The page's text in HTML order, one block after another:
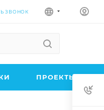
ЗВОНОК
ПРОЕКТЫ